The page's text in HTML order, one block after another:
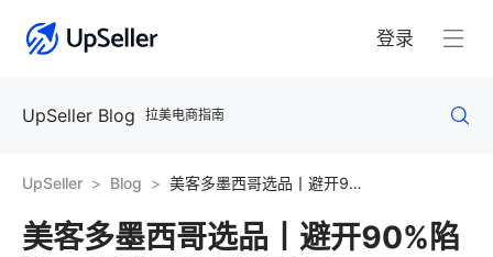
登录
UpSeller Blog 拉美电商指南
UpSeller Blog 美客多墨西哥选品丨避开90%陷阱，解锁精准出单密码
美客多墨西哥选品丨避开90%陷